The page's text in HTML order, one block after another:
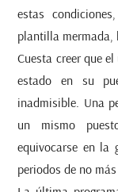
estas
plantilla mermada,
Cuesta creer que
estado en su
inadmisible. Una
un mismo
equivocarse en la
periodos de no